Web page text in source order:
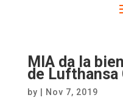
MIA da la
de Lufthansa
by Nov 7, 2019